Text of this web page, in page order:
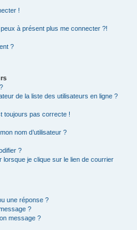
!
à présent plus me connecter ?!
?
de la liste des utilisateurs en ligne ?
toujours pas correcte !
nom d’utilisateur ?
?
lorsque je clique sur le lien de courrier
une réponse ?
?
message ?